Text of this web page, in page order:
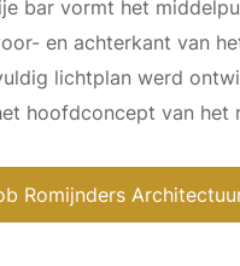
bar vormt het
en achterkant van
lichtplan werd
hoofdconcept van het
Romijnders